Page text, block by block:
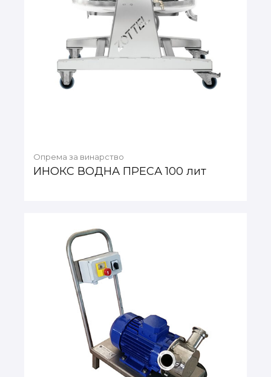
Опрема за винарство
ИНОКС ВОДНА ПРЕСА 100 лит